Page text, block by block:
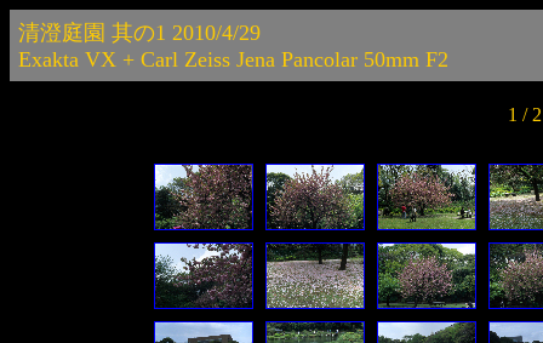
清澄庭園 其の1 2010/4/29
Exakta VX + Carl Zeiss Jena Pancolar 50mm F2
1 /